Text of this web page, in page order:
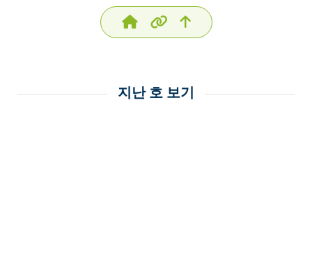
지난 호 보기